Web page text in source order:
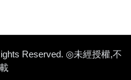
Reserved. ◎未經授權,不